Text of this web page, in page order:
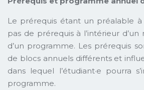
Le prérequis étant un préalable à
pas de prérequis à l’intérieur
d’un programme. Les prérequis
de blocs annuels différents et
dans lequel l’étudiant·e pourra
programme.